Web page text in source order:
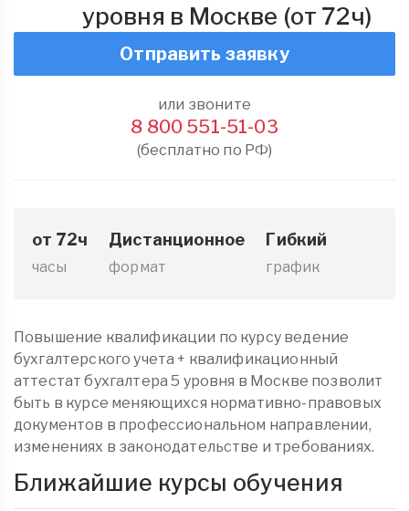
уровня в Москве (от 72ч)
Отправить заявку
или звоните
8 800 551-51-03
(бесплатно по РФ)
от 72ч
часы
Дистанционное
формат
Гибкий
график
Повышение квалификации по курсу ведение
бухгалтерского учета + квалификационный
аттестат бухгалтера 5 уровня в Москве позволит
быть в курсе меняющихся нормативно-правовых
документов в профессиональном направлении,
изменениях в законодательстве и требованиях.
Ближайшие курсы обучения